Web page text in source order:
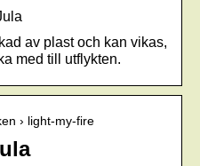
av plast och kan vikas,
med till utflykten.
› light-my-fire